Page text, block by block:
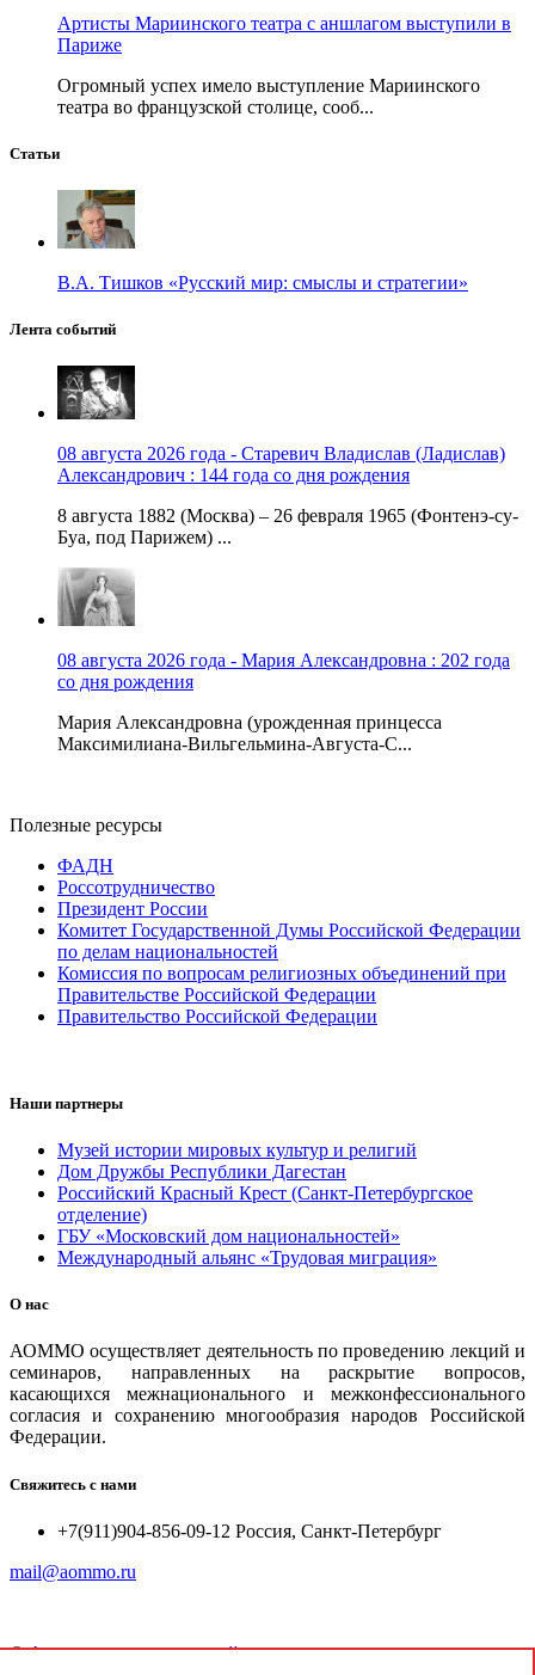
Артисты Мариинского театра с аншлагом выступили в
Париже
Огромный успех имело выступление Мариинского
театра во французской столице, сооб...
Статьи
В.А. Тишков «Русский мир: смыслы и стратегии»
Лента событий
08 августа 2026 года - Старевич Владислав (Ладислав)
Александрович : 144 года со дня рождения
8 августа 1882 (Москва) – 26 февраля 1965 (Фонтенэ-су-
Буа, под Парижем) ...
08 августа 2026 года - Мария Александровна : 202 года
со дня рождения
Мария Александровна (урожденная принцесса
Максимилиана-Вильгельмина-Августа-С...
Полезные ресурсы
ФАДН
Россотрудничество
Президент России
Комитет Государственной Думы Российской Федерации
по делам национальностей
Комиссия по вопросам религиозных объединений при
Правительстве Российской Федерации
Правительство Российской Федерации
Наши партнеры
Музей истории мировых культур и религий
Дом Дружбы Республики Дагестан
Российский Красный Крест (Санкт-Петербургское
отделение)
ГБУ «Московский дом национальностей»
Международный альянс «Трудовая миграция»
О нас
АОММО осуществляет деятельность по проведению лекций и
семинаров, направленных на раскрытие вопросов,
касающихся межнационального и межконфессионального
согласия и сохранению многообразия народов Российской
Федерации.
Свяжитесь с нами
+7(911)904-856-09-12 Россия, Санкт-Петербург
mail@aommo.ru
© Ассоциация организаций по реализации национальных